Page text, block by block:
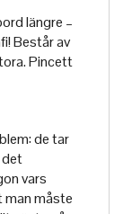
längre –
Består av
Pincett
de tar
det
vars
man måste